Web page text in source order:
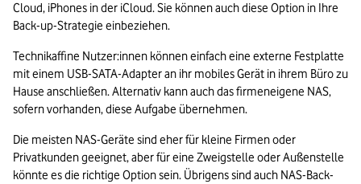
Cloud, iPhones in der iCloud. Sie können auch diese Option in Ihre
Back-up-Strategie einbeziehen.
Technikaffine Nutzer:innen können einfach eine externe Festplatte
mit einem USB-SATA-Adapter an ihr mobiles Gerät in ihrem Büro zu
Hause anschließen. Alternativ kann auch das firmeneigene NAS,
sofern vorhanden, diese Aufgabe übernehmen.
Die meisten NAS-Geräte sind eher für kleine Firmen oder
Privatkunden geeignet, aber für eine Zweigstelle oder Außenstelle
könnte es die richtige Option sein. Übrigens sind auch NAS-Back-